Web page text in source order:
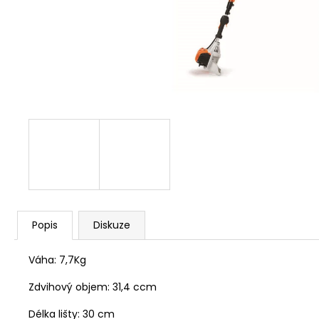
Popis Diskuze
Váha: 7,7Kg
Zdvihový objem: 31,4 ccm
Délka lišty: 30 cm